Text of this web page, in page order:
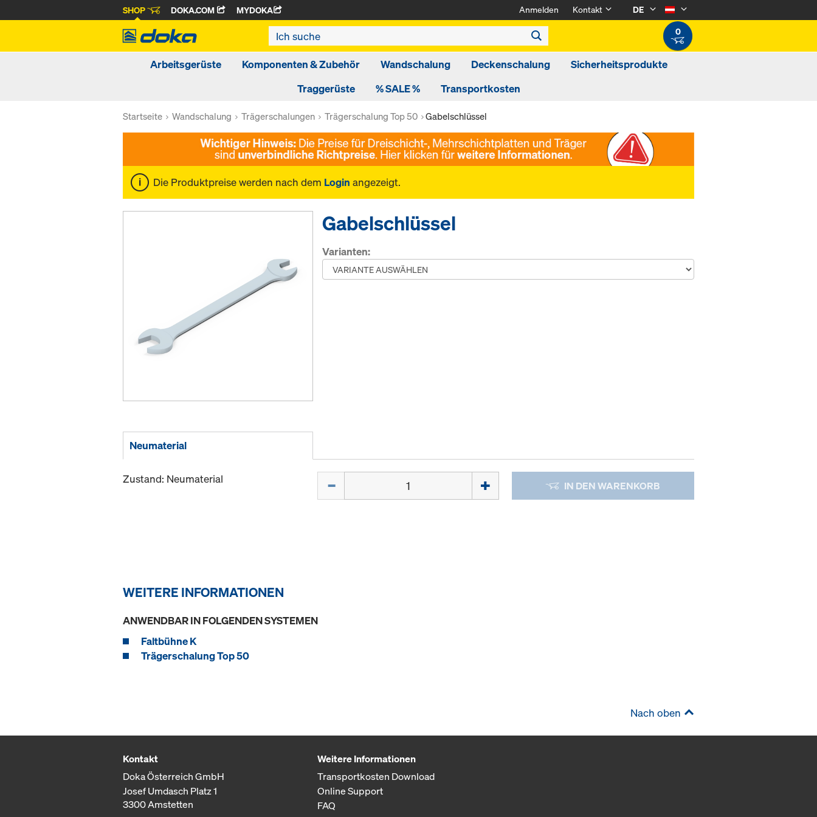
SHOP DOKA.COM MYDOKA Anmelden Kontakt
DE
0
Arbeitsgerüste Komponenten & Zubehör Wandschalung Deckenschalung
Sicherheitsprodukte
Traggerüste
% SALE % Transportkosten
Startseite Wandschalung Trägerschalungen Trägerschalung Top 50 Gabelschlüssel
Die Produktpreise werden nach dem Login angezeigt.
Gabelschlüssel
Varianten:
Neumaterial
Zustand: Neumaterial IN DEN WARENKORB
WEITERE INFORMATIONEN
ANWENDBAR IN FOLGENDEN SYSTEMEN
Faltbühne K
Trägerschalung Top 50
Nach oben
Kontakt
Doka Österreich GmbH
Josef Umdasch Platz 1
3300 Amstetten
Weitere Informationen
Transportkosten Download
Online Support
FAQ